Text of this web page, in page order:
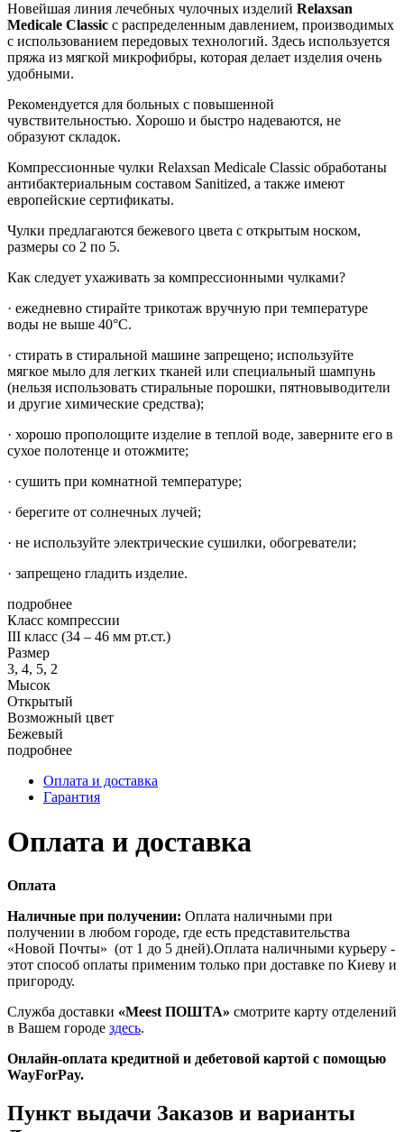
Новейшая линия лечебных чулочных изделий Relaxsan
Medicale Classic с распределенным давлением, производимых
с использованием передовых технологий. Здесь используется
пряжа из мягкой микрофибры, которая делает изделия очень
удобными.
Рекомендуется для больных с повышенной
чувствительностью. Хорошо и быстро надеваются, не
образуют складок.
Компрессионные чулки Relaxsan Medicale Classic обработаны
антибактериальным составом Sanitized, а также имеют
европейские сертификаты.
Чулки предлагаются бежевого цвета с открытым носком,
размеры со 2 по 5.
Как следует ухаживать за компрессионными чулками?
· ежедневно стирайте трикотаж вручную при температуре
воды не выше 40°С.
· стирать в стиральной машине запрещено; используйте
мягкое мыло для легких тканей или специальный шампунь
(нельзя использовать стиральные порошки, пятновыводители
и другие химические средства);
· хорошо прополощите изделие в теплой воде, заверните его в
сухое полотенце и отожмите;
· сушить при комнатной температуре;
· берегите от солнечных лучей;
· не используйте электрические сушилки, обогреватели;
· запрещено гладить изделие.
подробнее
Класс компрессии
III класс (34 – 46 мм рт.ст.)
Размер
3, 4, 5, 2
Мысок
Открытый
Возможный цвет
Бежевый
подробнее
Оплата и доставка
Гарантия
Оплата и доставка
Оплата
Наличные при получении: Оплата наличными при
получении в любом городе, где есть представительства
«Новой Почты» (от 1 до 5 дней).Оплата наличными курьеру -
этот способ оплаты применим только при доставке по Киеву и
пригороду.
Служба доставки «Meest ПОШТА» смотрите карту отделений
в Вашем городе здесь.
Онлайн-оплата кредитной и дебетовой картой с помощью
WayForPay.
Пункт выдачи Заказов и варианты